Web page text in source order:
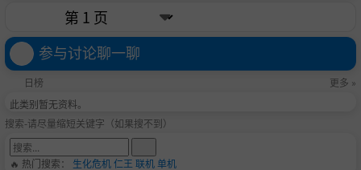
参与讨论聊一聊
日榜
更多 »
此类别暂无资料。
搜索-请尽量缩短关键字（如果搜不到）
🔥 热门搜索： 生化危机仁王 联机单机